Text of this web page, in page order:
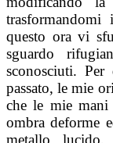
questo ora vi
sguardo
sconosciuti.
passato, le mie
che le mie
ombra deforme